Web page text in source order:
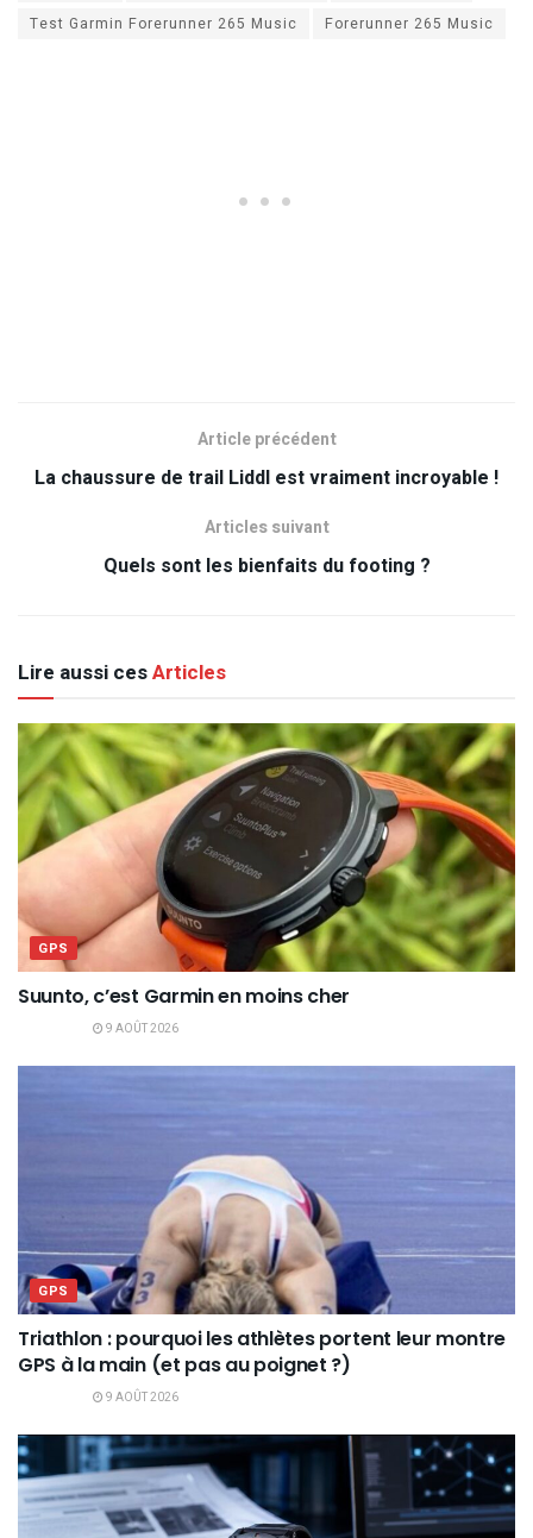
Test Garmin Forerunner 265 Music
Forerunner 265 Music
Article précédent
La chaussure de trail Liddl est vraiment incroyable !
Articles suivant
Quels sont les bienfaits du footing ?
Lire aussi cesArticles
GPS
Suunto, c’est Garmin en moins cher
9 AOÛT 2026
GPS
Triathlon : pourquoi les athlètes portent leur montre
GPS à la main (et pas au poignet ?)
9 AOÛT 2026